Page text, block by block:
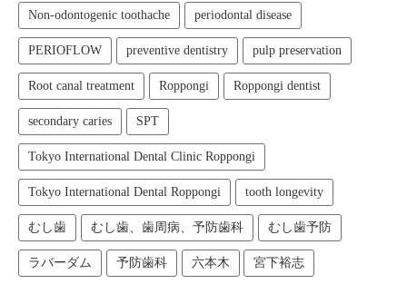
Non-odontogenic toothache periodontal disease
PERIOFLOW preventive dentistry pulp preservation
Root canal treatment Roppongi Roppongi dentist
secondary caries SPT
Tokyo International Dental Clinic Roppongi
Tokyo International Dental Roppongi tooth longevity
むし歯 むし歯、歯周病、予防歯科 むし歯予防
ラバーダム 予防歯科 六本木 宮下裕志